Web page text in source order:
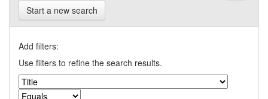
Start a new search
Add filters:
Use filters to refine the search results.